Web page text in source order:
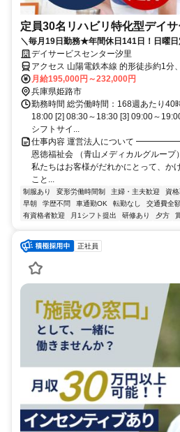
定員30名リハビリ特化型デイ
＼毎月19日勤務★年間休日141日！日曜
て、身体もリフレッシュ♪｜賞与年2回｜
利！車通勤OK◎
デイサービスセンター汐里
アクセス 山陽電鉄本線 的形徒歩約1分
約19分、山陽電鉄本線 八家徒歩約28分
線「的形」駅より徒歩5分
月給195,000円～232,000円
兵庫県姫路市
勤務時間 総労働時間：168週あたり40
18:00 [2] 08:30～18:30 [3] 09:00～
シフトサイ...
仕事内容 運営法人について
恩徳福祉会 （青山メディカルグ
私たちはお客様がだれかにとって、か
こと...
制服あり 変形労働時間制 主婦・主夫歓迎 資
早朝
学歴不問 車通勤OK 転勤なし 交通費全
有資格者歓迎
月1シフト提出 研修あり 夕方
正社員